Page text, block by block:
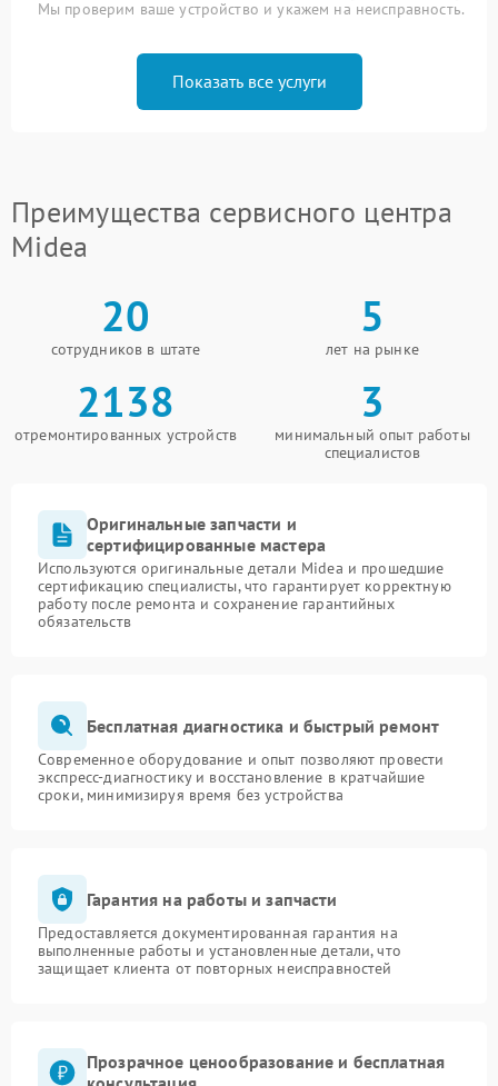
Мы проверим ваше устройство и укажем на неисправность.
Показать все услуги
Преимущества сервисного центра
Midea
20
сотрудников в штате
5
лет на рынке
2138
отремонтированных устройств
3
минимальный опыт работы
специалистов
Оригинальные запчасти и
сертифицированные мастера
Используются оригинальные детали Midea и прошедшие
сертификацию специалисты, что гарантирует корректную
работу после ремонта и сохранение гарантийных
обязательств
Бесплатная диагностика и быстрый ремонт
Современное оборудование и опыт позволяют провести
экспресс-диагностику и восстановление в кратчайшие
сроки, минимизируя время без устройства
Гарантия на работы и запчасти
Предоставляется документированная гарантия на
выполненные работы и установленные детали, что
защищает клиента от повторных неисправностей
Прозрачное ценообразование и бесплатная